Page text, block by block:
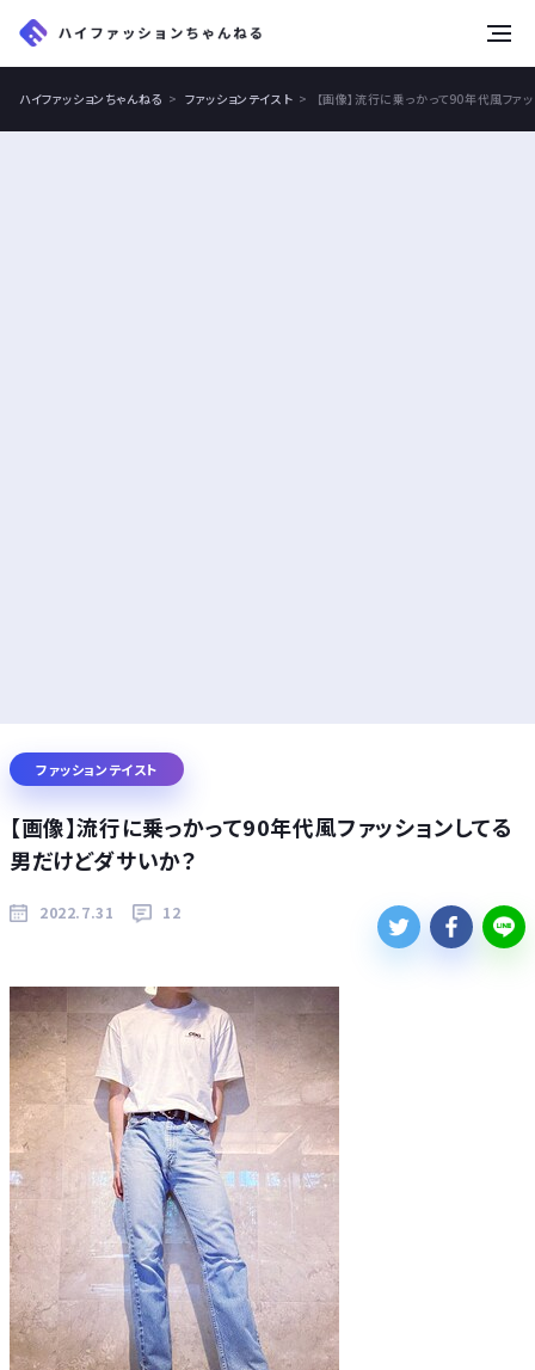
ハイファッションちゃんねる ファッションテイスト 【画像】流行に乗っかって90年代風ファ
ファッションテイスト
【画像】流行に乗っかって90年代風ファッションしてる
男だけどダサいか？
2022.7.31 12